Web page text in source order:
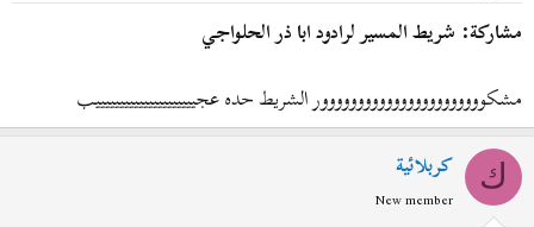
مشاركة: شريط المسير لرادود ابا ذر الحلواجي
مشكووووووووووووووووووووووور الشريط حده عجيييييييييييييييييييييب
ك كربلائية
New member